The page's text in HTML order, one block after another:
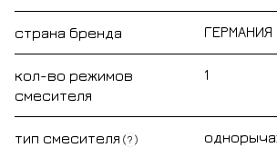
страна бренда ГЕРМАНИЯ
кол-во режимов
смесителя
1
тип смесителя ?